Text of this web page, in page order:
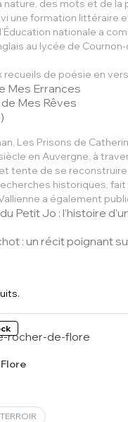
nature, des mots et de la
une formation littéraire
nationale a
au lycée de Cournon-
recueils de poésie en
Mes Errances
Mes Rêves
Les Prisons de
en Auvergne, à
et tente de se
historiques,
a également
Petit Jo : l’histoire
: un récit poignant